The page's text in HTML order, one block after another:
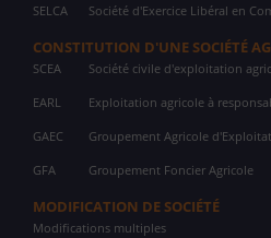
SELCA Société d'Exercice Libéral en
CONSTITUTION D'UNE SOCIÉTÉ
SCEA Société civile d'exploitation
EARL Exploitation agricole à
GAEC Groupement Agricole
GFA Groupement Foncier Agricole
MODIFICATION DE SOCIÉTÉ
Modifications multiples